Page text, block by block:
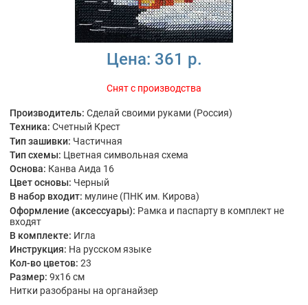
Цена: 361 р.
Снят с производства
Производитель: Сделай своими руками (Россия)
Техника: Счетный Крест
Тип зашивки: Частичная
Тип схемы: Цветная символьная схема
Основа: Канва Аида 16
Цвет основы: Черный
В набор входит: мулине (ПНК им. Кирова)
Оформление (аксессуары): Рамка и паспарту в комплект не
входят
В комплекте: Игла
Инструкция: На русском языке
Кол-во цветов: 23
Размер: 9x16 см
Нитки разобраны на органайзер